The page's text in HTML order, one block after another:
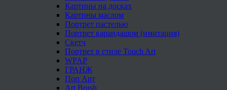
Картины на досках
Картины маслом
Портрет пастелью
Портрет карандашом (имитация)
Скетч
Портрет в стиле Touch Art
WPAP
ГРАНЖ
Поп Арт
Art Brush